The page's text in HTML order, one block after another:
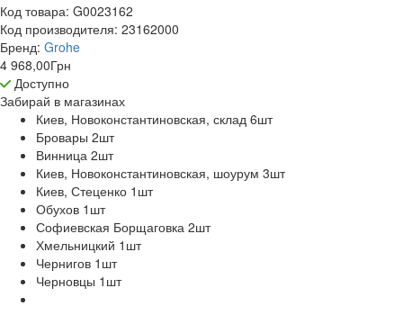
Код товара: G0023162
Код производителя: 23162000
Бренд: Grohe
4 968,00Грн
Доступно
Забирай в магазинах
Киев, Новоконстантиновская, склад 6шт
Бровары 2шт
Винница 2шт
Киев, Новоконстантиновская, шоурум 3шт
Киев, Стеценко 1 шт
Обухов 1 шт
Софиевская Борщаговка 2шт
Хмельницкий 1 шт
Чернигов 1 шт
Черновцы 1 шт